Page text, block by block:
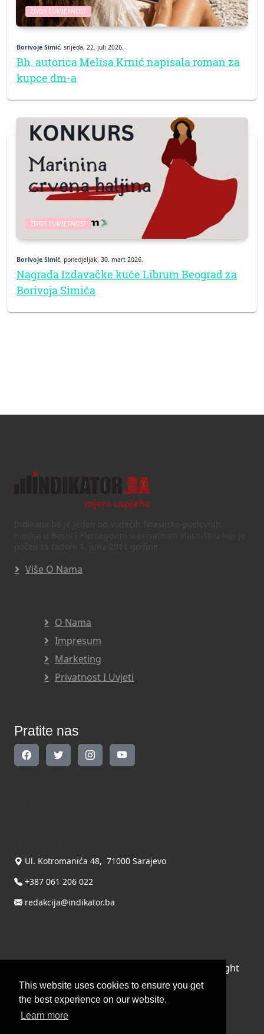
This website uses cookies to ensure you get
the best experience on our website.
Learn more
ŽIVOT I UMJETNOST
Borivoje Simić, srijeda, 22. juli 2026.
Bh. autorica Melisa Krnić napisala roman za
kupce dm-a
ŽIVOT I UMJETNOST
Borivoje Simić, ponedjeljak, 30. mart 2026.
Nagrada Izdavačke kuće Librum Beograd za
Borivoja Simića
Više O Nama
O Nama
Impresum
Marketing
Privatnost I Uvjeti
Pratite nas
Ul. Kotromanića 48, 71000 Sarajevo
+387 061 206 022
redakcija@indikator.ba
, All Right
Reserved.
Terms Of Use|Privacy Statement
Powered by THYME SYSTEMS doo